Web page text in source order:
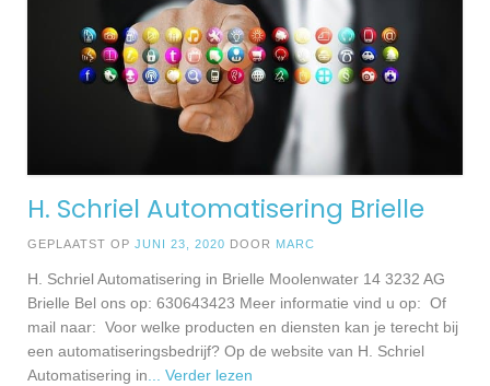
H. Schriel Automatisering Brielle
GEPLAATST OP JUNI 23, 2020 DOOR MARC
H. Schriel Automatisering in Brielle Moolenwater 14 3232 AG
Brielle Bel ons op: 630643423 Meer informatie vind u op: Of
mail naar: Voor welke producten en diensten kan je terecht bij
een automatiseringsbedrijf? Op de website van H. Schriel
Automatisering in... Verder lezen